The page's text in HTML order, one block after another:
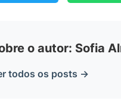
o autor: Sofia
todos os posts →